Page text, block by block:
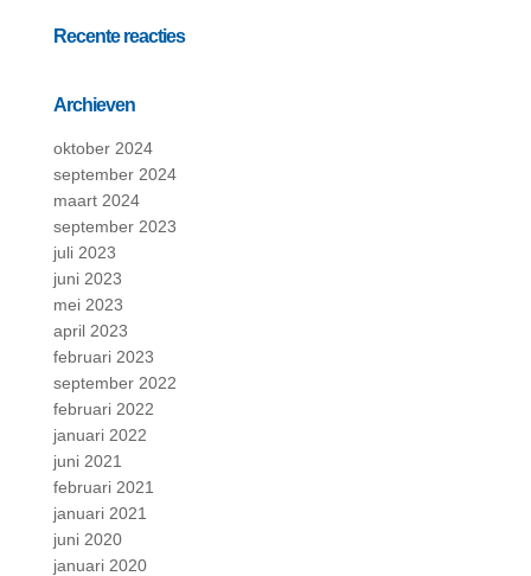
Recente reacties
Archieven
oktober 2024
september 2024
maart 2024
september 2023
juli 2023
juni 2023
mei 2023
april 2023
februari 2023
september 2022
februari 2022
januari 2022
juni 2021
februari 2021
januari 2021
juni 2020
januari 2020